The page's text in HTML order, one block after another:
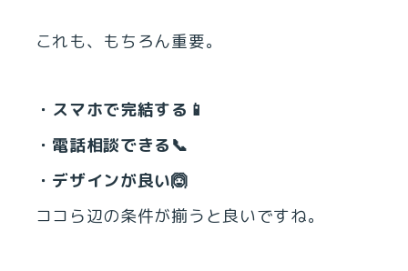
これも、もちろん重要。
・スマホで完結する📱
・電話相談できる📞
・デザインが良い🙆
ココら辺の条件が揃うと良いですね。